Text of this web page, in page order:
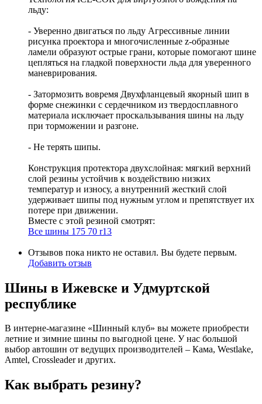
льду:
- Уверенно двигаться по льду Агрессивные линии
рисунка проектора и многочисленные z-образные
ламели образуют острые грани, которые помогают шине
цепляться на гладкой поверхности льда для уверенного
маневрирования.
- Затормозить вовремя Двухфланцевый якорный шип в
форме снежинки с сердечником из твердосплавного
материала исключает проскальзывания шины на льду
при торможении и разгоне.
- Не терять шипы.
Конструкция протектора двухслойная: мягкий верхний
слой резины устойчив к воздействию низких
температур и износу, а внутренний жесткий слой
удерживает шипы под нужным углом и препятствует их
потере при движении.
Вместе с этой резиной смотрят:
Все шины 175 70 r13
Отзывов пока никто не оставил. Вы будете первым.
Добавить отзыв
Шины в Ижевске и Удмуртской
республике
В интерне-магазине «Шинный клуб» вы можете приобрести
летние и зимние шины по выгодной цене. У нас большой
выбор автошин от ведущих производителей – Кама, Westlake,
Amtel, Crossleader и других.
Как выбрать резину?